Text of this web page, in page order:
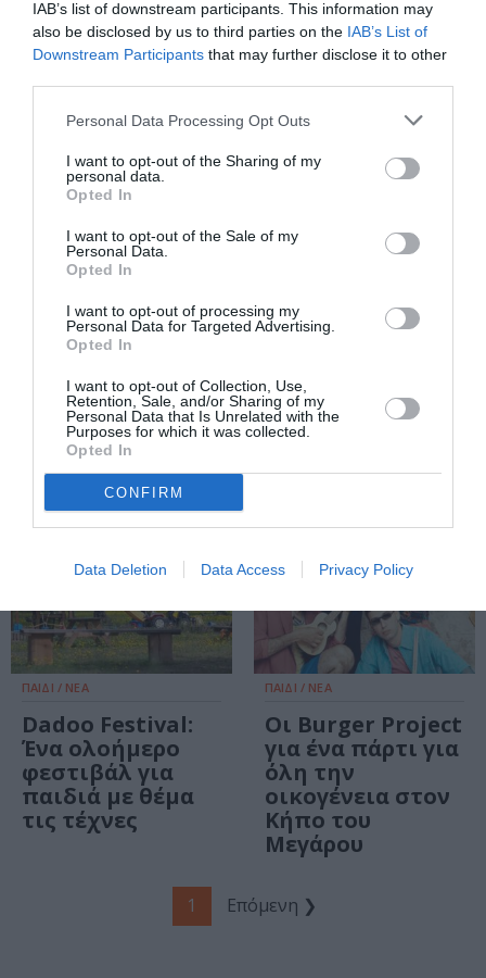
IAB’s list of downstream participants. This information may
also be disclosed by us to third parties on the IAB’s List of
Downstream Participants that may further disclose it to other
Personal Data Processing Opt Outs
I want to opt-out of the Sharing of my
personal data.
Opted In
I want to opt-out of the Sale of my
Personal Data.
Opted In
I want to opt-out of processing my
Personal Data for Targeted Advertising.
Opted In
I want to opt-out of Collection, Use,
Retention, Sale, and/or Sharing of my
Personal Data that Is Unrelated with the
Purposes for which it was collected.
Opted In
CONFIRM
Data Deletion Data Access Privacy Policy
ΠΑΙΔΙ / ΝΕΑ
Καρα-Cartoon:
σκιομιούζικαλ
για παιδιά από
τον Ηλία
Καρελλά στο
Μουσικής
Αθηνών
Φίλοι: Πάρτι
στον κήπο του
ΠΑΙΔΙ / ΝΕΑ
Dadoo Festival:
Ένα ολοήμερο
φεστιβάλ για
παιδιά με θέμα
τις τέχνες
ΠΑΙΔΙ / ΝΕΑ
Οι Burger Project
για ένα πάρτι για
όλη την
οικογένεια στον
Κήπο του
Μεγάρου
1 Επόμενη ❯